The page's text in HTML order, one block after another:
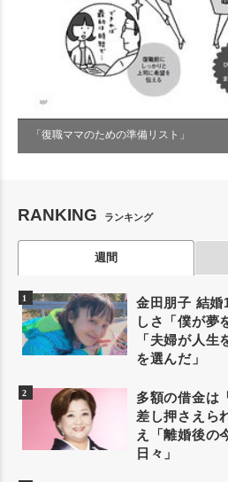
「復職ママのための準備リスト」
RANKING ランキング
週間
金田朋子 結婚
しさ「僕が夢
「夫婦が人
を選んだ」
多額の借金は
差し押さえら
え「離婚後の
日々」